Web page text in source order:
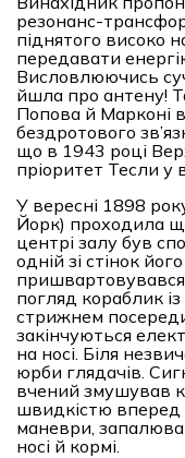
резонанс-
піднятого високо
передавати
Висловлюючись
йшла про антену!
Попова й Марконі
бездротового
що в 1943 році
пріоритет Тесли у
У вересні 1898
Йорк) проходила
центрі залу був
одній зі стінок
погляд кораблик
стрижнем
закінчуються
на носі. Біля
юрби глядачів.
вчений змушував
швидкістю вперед
маневри,
носі й кормі.